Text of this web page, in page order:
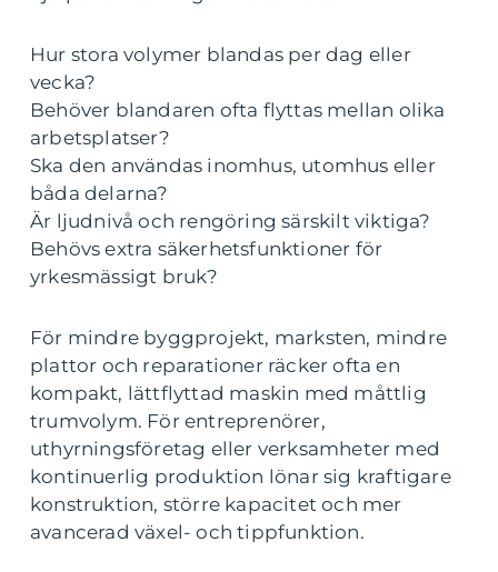
Hur stora volymer blandas per dag eller
vecka?
Behöver blandaren ofta flyttas mellan olika
arbetsplatser?
Ska den användas inomhus, utomhus eller
båda delarna?
Är ljudnivå och rengöring särskilt viktiga?
Behövs extra säkerhetsfunktioner för
yrkesmässigt bruk?
För mindre byggprojekt, marksten, mindre
plattor och reparationer räcker ofta en
kompakt, lättflyttad maskin med måttlig
trumvolym. För entreprenörer,
uthyrningsföretag eller verksamheter med
kontinuerlig produktion lönar sig kraftigare
konstruktion, större kapacitet och mer
avancerad växel- och tippfunktion.